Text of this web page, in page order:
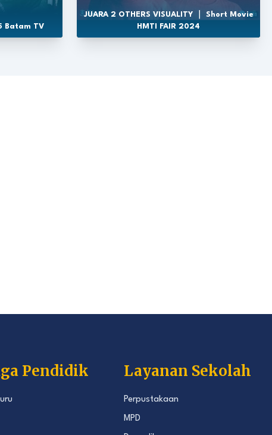
Batam TV
JUARA 2 OTHERS VISUALITY ｜ Short Movie
HMTI FAIR 2024
Pendidik Layanan Sekolah
Perpustakaan
MPD